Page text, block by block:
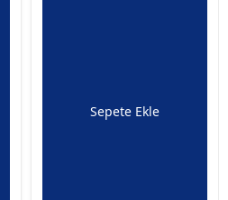
Sepete Ekle